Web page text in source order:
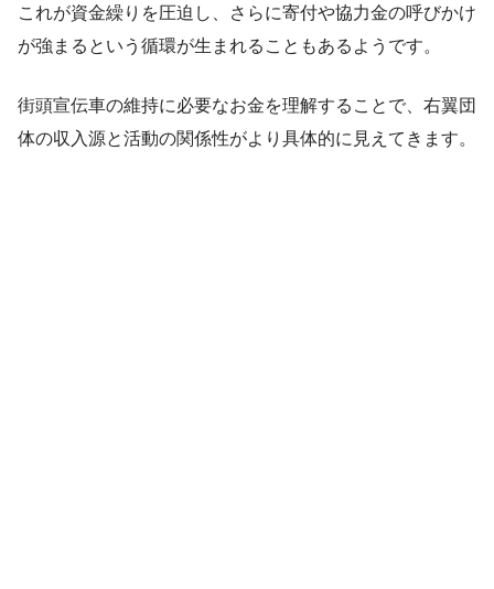
これが資金繰りを圧迫し、さらに寄付や協力金の呼びかけ
が強まるという循環が生まれることもあるようです。
街頭宣伝車の維持に必要なお金を理解することで、右翼団
体の収入源と活動の関係性がより具体的に見えてきます。